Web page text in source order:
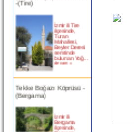
ilçesinde,
Turan
Mahallesi,
Beyler Deresi
semtinde
bulunan Yoğ...
devam »
(Bergama)
Bergama
ilçesinde,
Bergama